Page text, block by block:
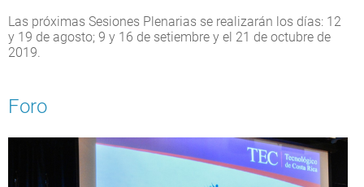
Las próximas Sesiones Plenarias se realizarán los días: 12
y 19 de agosto; 9 y 16 de setiembre y el 21 de octubre de
2019.
Foro